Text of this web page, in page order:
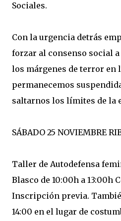
Sociales.
Con la urgencia detrás
forzar al consenso social
los márgenes de terror en
permanecemos
saltarnos los límites de la
SÁBADO 25 NOVIEMBRE
Taller de Autodefensa
Blasco de 10:00h a 13:00h
Inscripción previa.
14:00 en el lugar de